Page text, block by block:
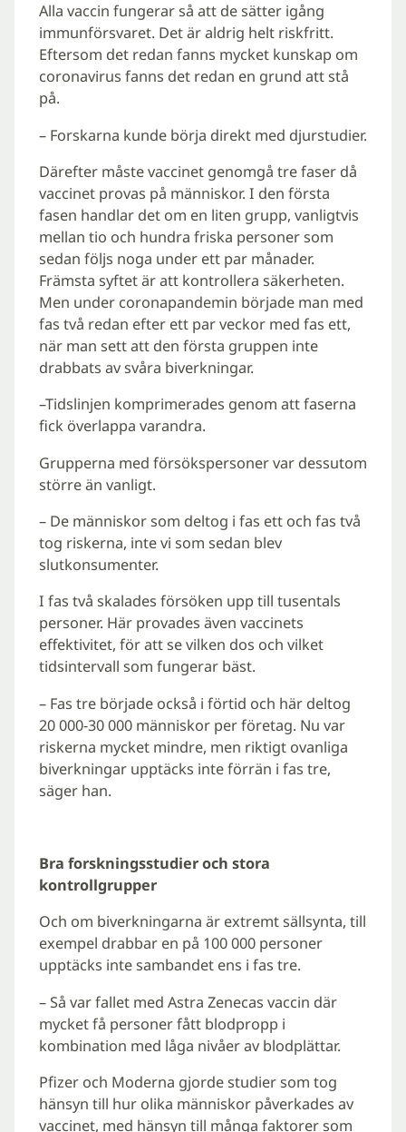
Alla vaccin fungerar så att de sätter igång
immunförsvaret. Det är aldrig helt riskfritt.
Eftersom det redan fanns mycket kunskap om
coronavirus fanns det redan en grund att stå
på.
­– Forskarna kunde börja direkt med djurstudier.
Därefter måste vaccinet genomgå tre faser då
vaccinet provas på människor. I den första
fasen handlar det om en liten grupp, vanligtvis
mellan tio och hundra friska personer som
sedan följs noga under ett par månader.
Främsta syftet är att kontrollera säkerheten.
Men under coronapandemin började man med
fas två redan efter ett par veckor med fas ett,
när man sett att den första gruppen inte
drabbats av svåra biverkningar.
–Tidslinjen komprimerades genom att faserna
fick överlappa varandra.
Grupperna med försökspersoner var dessutom
större än vanligt.
­– De människor som deltog i fas ett och fas två
tog riskerna, inte vi som sedan blev
slutkonsumenter.
I fas två skalades försöken upp till tusentals
personer. Här provades även vaccinets
effektivitet, för att se vilken dos och vilket
tidsintervall som fungerar bäst.
– Fas tre började också i förtid och här deltog
20 000-30 000 människor per företag. Nu var
riskerna mycket mindre, men riktigt ovanliga
biverkningar upptäcks inte förrän i fas tre,
säger han.
Bra forskningsstudier och stora
kontrollgrupper
Och om biverkningarna är extremt sällsynta, till
exempel drabbar en på 100 000 personer
upptäcks inte sambandet ens i fas tre.
­– Så var fallet med Astra Zenecas vaccin där
mycket få personer fått blodpropp i
kombination med låga nivåer av blodplättar.
Pfizer och Moderna gjorde studier som tog
hänsyn till hur olika människor påverkades av
vaccinet, med hänsyn till många faktorer som